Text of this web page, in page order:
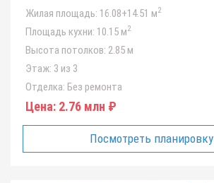
Жилая площадь: 16.08+14.51 м2
Площадь кухни: 10.15 м2
Высота потолков: 2.85 м
Этаж: 3 из 3
Отделка: Без ремонта
Цена: 2.76 млн ₽
Посмотреть планировку